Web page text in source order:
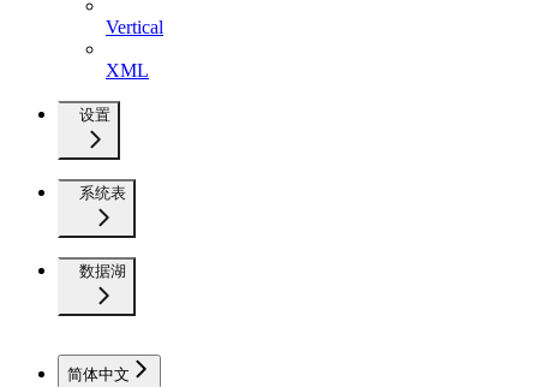
Vertical
XML
设置
系统表
数据湖
简体中文